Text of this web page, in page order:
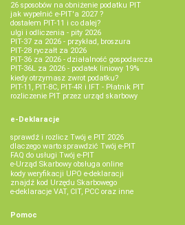
26 sposobów na obniżenie podatku PIT
jak wypełnić e-PIT'a 2027 ?
dostałem PIT-11 i co dalej?
ulgi i odliczenia - pity 2026
PIT-37 za 2026 - przykład, broszura
PIT-28 ryczałt za 2026
PIT-36 za 2026 - działalność gospodarcza
PIT-36L za 2026 - podatek liniowy 19%
kiedy otrzymasz zwrot podatku?
PIT-11, PIT-8C, PIT-4R i IFT - Płatnik PIT
rozliczenie PIT przez urząd skarbowy
e-Deklaracje
sprawdź i rozlicz Twój e PIT 2026
dlaczego warto sprawdzić Twój e-PIT
FAQ do usługi Twój e-PIT
e-Urząd Skarbowy obsługa online
kody weryfikacji UPO e-deklaracji
znajdź kod Urzędu Skarbowego
e-deklaracje VAT, CIT, PCC oraz inne
Pomoc